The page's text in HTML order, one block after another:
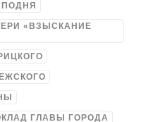
«ВЗЫСКАНИЕ
ГЛАВЫ ГОРОДА